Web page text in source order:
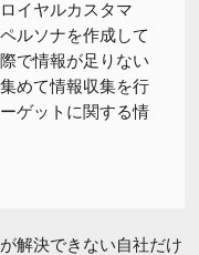
イヤルカスタマ
ルソナを作成して
で情報が足りない
めて情報収集を行
ゲットに関する情
解決できない自社だけ